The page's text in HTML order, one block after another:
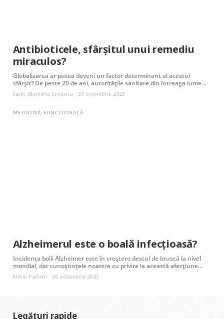
Antibioticele, sfârșitul unui remediu
miraculos?
Globalizarea ar putea deveni un factor determinant al acestui
sfârșit? De peste 20 de ani, autoritățile sanitare din întreaga lume…
Farm. Marilena Croitoru 30 octombrie 2023
MEDICINĂ FUNCȚIONALĂ
Alzheimerul este o boală infecțioasă?
Incidența bolii Alzheimer este în creștere destul de bruscă la nivel
mondial, dar cunoștințele noastre cu privire la această afecțiune…
Mihai Parfeni 30 octombrie 2023
Legături rapide